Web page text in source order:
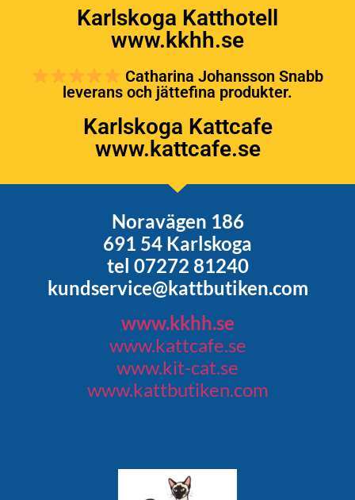
Karlskoga Katthotell
www.kkhh.se
Catharina Johansson Snabb
leverans och jättefina produkter.
Karlskoga Kattcafe
www.kattcafe.se
Noravägen 186
691 54 Karlskoga
tel 07272 81240
kundservice@kattbutiken.com
www.kkhh.se
www.kattcafe.se
www.kit-cat.se
www.kattbutiken.com